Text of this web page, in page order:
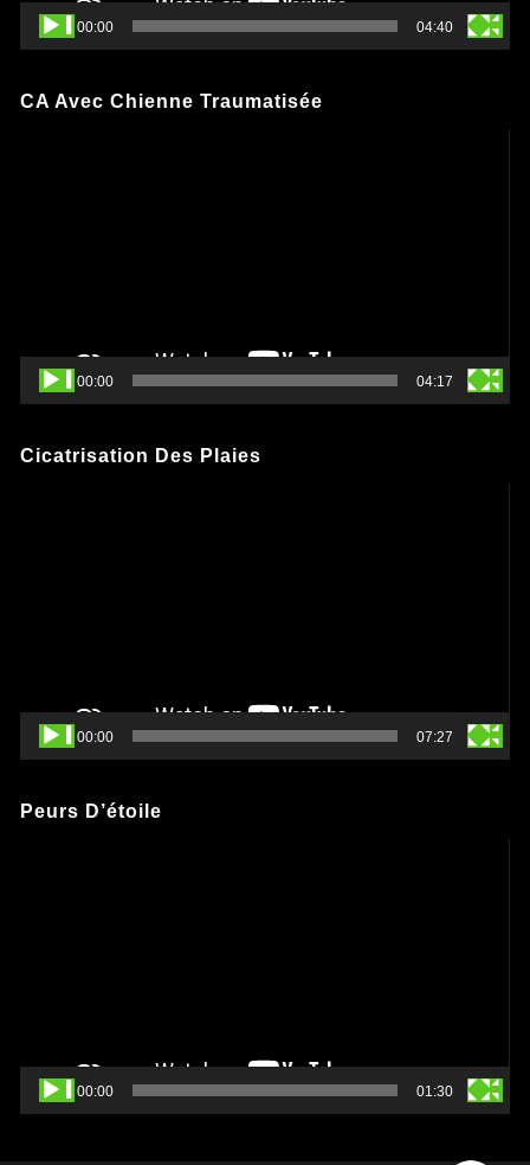
00:00 04:40
CA Avec Chienne Traumatisée
00:00 04:17
Cicatrisation Des Plaies
00:00 07:27
Peurs D’étoile
00:00 01:30